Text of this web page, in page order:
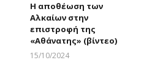
Η αποθέωση των
Αλκαίων στην
επιστροφή της
«Αθάνατης» (βίντεο)
15/10/2024